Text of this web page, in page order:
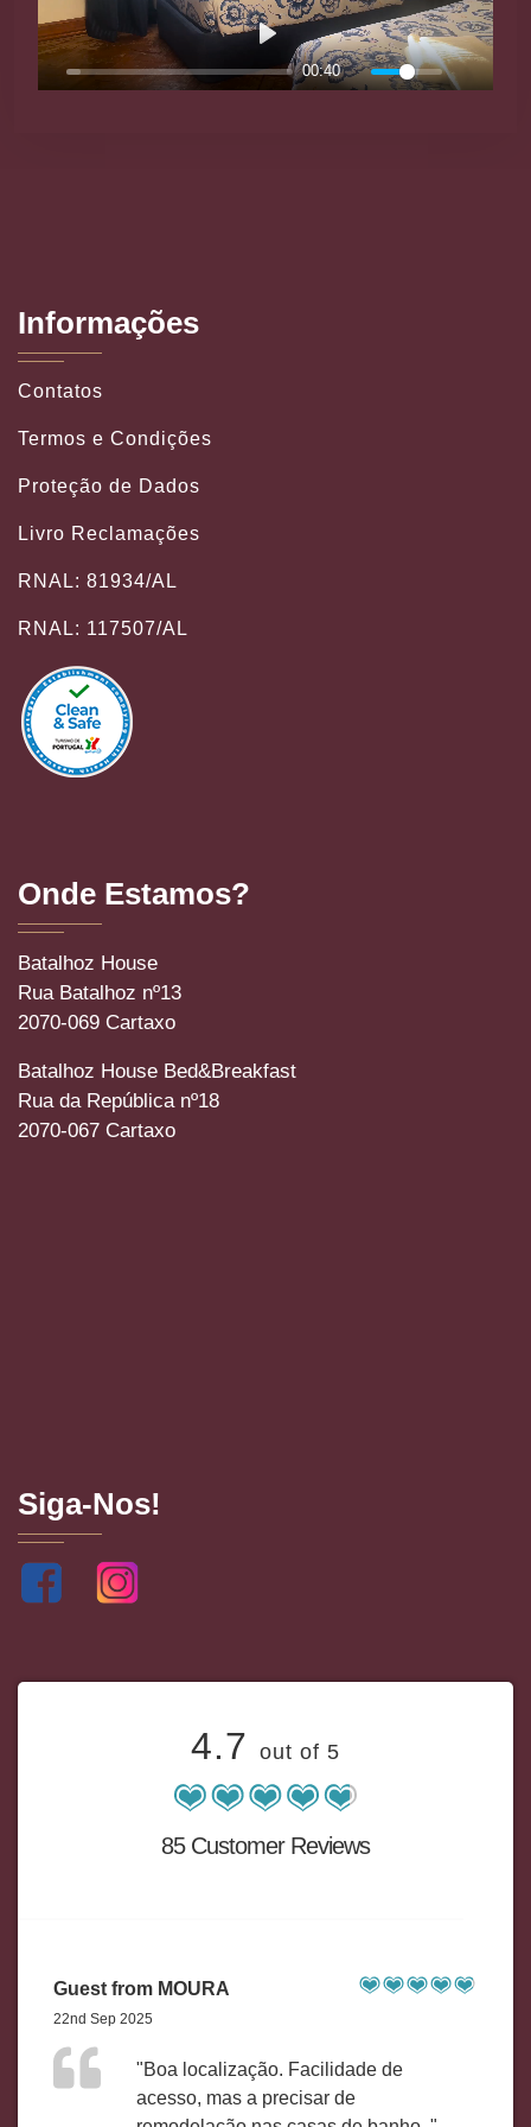
00:40
Informações
Contatos
Termos e Condições
Proteção de Dados
Livro Reclamações
RNAL: 81934/AL
RNAL: 117507/AL
Onde Estamos?
Batalhoz House
Rua Batalhoz nº13
2070-069 Cartaxo
Batalhoz House Bed&Breakfast
Rua da República nº18
2070-067 Cartaxo
Siga-Nos!
4.7 out of 5
85 Customer Reviews
Guest from MOURA
22nd Sep 2025
"Boa localização. Facilidade de
acesso, mas a precisar de